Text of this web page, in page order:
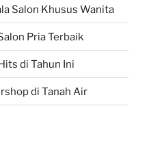
Salon Khusus Wanita
Pria Terbaik
di Tahun Ini
di Tanah Air